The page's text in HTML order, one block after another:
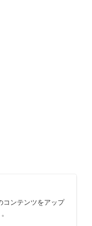
コンテンツをアップ